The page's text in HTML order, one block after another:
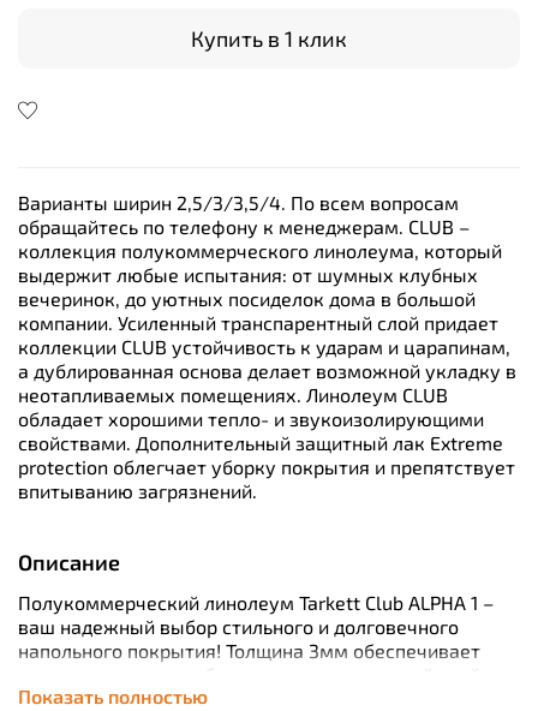
Купить в 1 клик
Варианты ширин 2,5/3/3,5/4. По всем вопросам
обращайтесь по телефону к менеджерам. CLUB –
коллекция полукоммерческого линолеума, который
выдержит любые испытания: от шумных клубных
вечеринок, до уютных посиделок дома в большой
компании. Усиленный транспарентный слой придает
коллекции CLUB устойчивость к ударам и царапинам,
а дублированная основа делает возможной укладку в
неотапливаемых помещениях. Линолеум CLUB
обладает хорошими тепло- и звукоизолирующими
свойствами. Дополнительный защитный лак Extreme
protection облегчает уборку покрытия и препятствует
впитыванию загрязнений.
Описание
Полукоммерческий линолеум Tarkett Club ALPHA 1 –
ваш надежный выбор стильного и долговечного
напольного покрытия! Толщина 3мм обеспечивает
идеальную укладку без изъянов, а защитный слой
толщиной 0,5 мм защищает от износа даже при
Показать полностью